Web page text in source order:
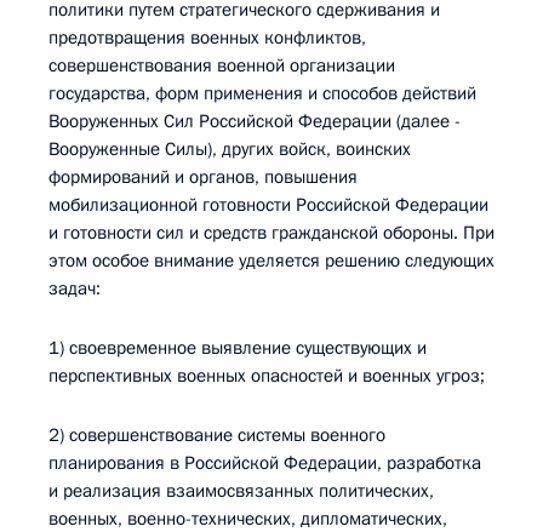
политики путем стратегического сдерживания и
предотвращения военных конфликтов,
совершенствования военной организации
государства, форм применения и способов действий
Вооруженных Сил Российской Федерации (далее -
Вооруженные Силы), других войск, воинских
формирований и органов, повышения
мобилизационной готовности Российской Федерации
и готовности сил и средств гражданской обороны. При
этом особое внимание уделяется решению следующих
задач:
1) своевременное выявление существующих и
перспективных военных опасностей и военных угроз;
2) совершенствование системы военного
планирования в Российской Федерации, разработка
и реализация взаимосвязанных политических,
военных, военно-технических, дипломатических,